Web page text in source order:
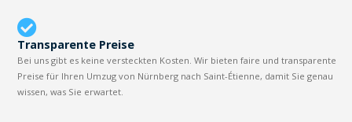
Transparente Preise
Bei uns gibt es keine versteckten Kosten. Wir bieten faire und transparente
Preise für Ihren Umzug von Nürnberg nach Saint-Étienne, damit Sie genau
wissen, was Sie erwartet.